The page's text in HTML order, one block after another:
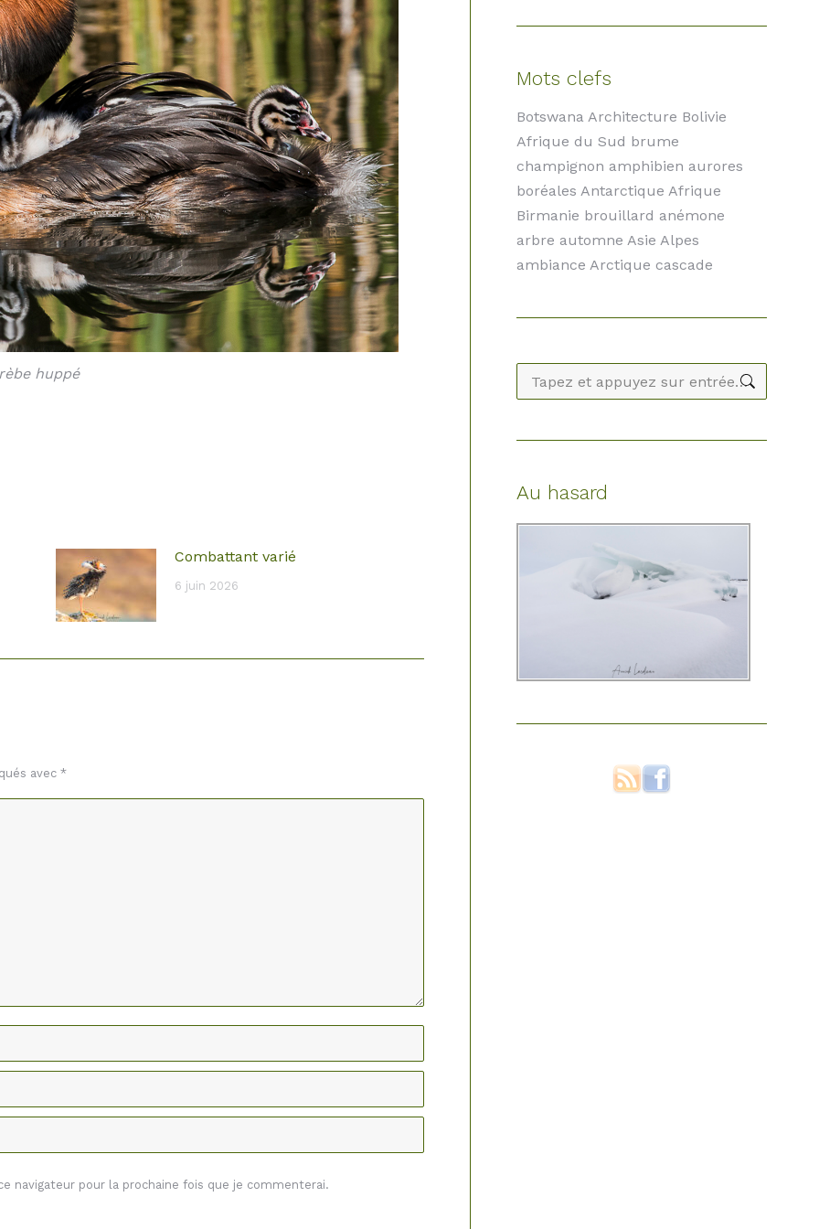
huppé
Combattant varié
6 juin 2026
avec *
navigateur pour la prochaine fois que je commenterai.
Mots clefs
Botswana Architecture Bolivie
Afrique du Sud brume
champignon amphibien aurores
boréales Antarctique Afrique
Birmanie brouillard anémone
arbre automne Asie Alpes
ambiance Arctique cascade
Recherche
:
Au hasard